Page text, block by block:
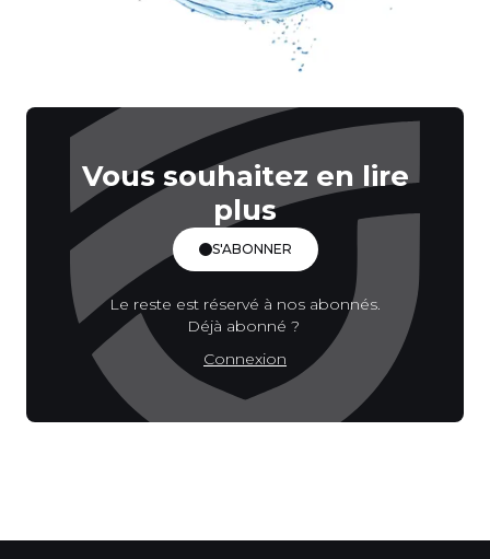
Vous souhaitez en lire
plus
S'ABONNER
Le reste est réservé à nos abonnés.
Déjà abonné ?
Connexion